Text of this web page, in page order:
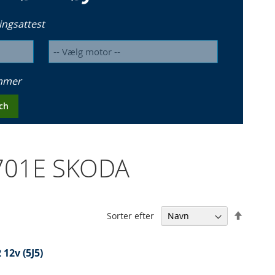
SKODA
Sorter efter
(5J5)